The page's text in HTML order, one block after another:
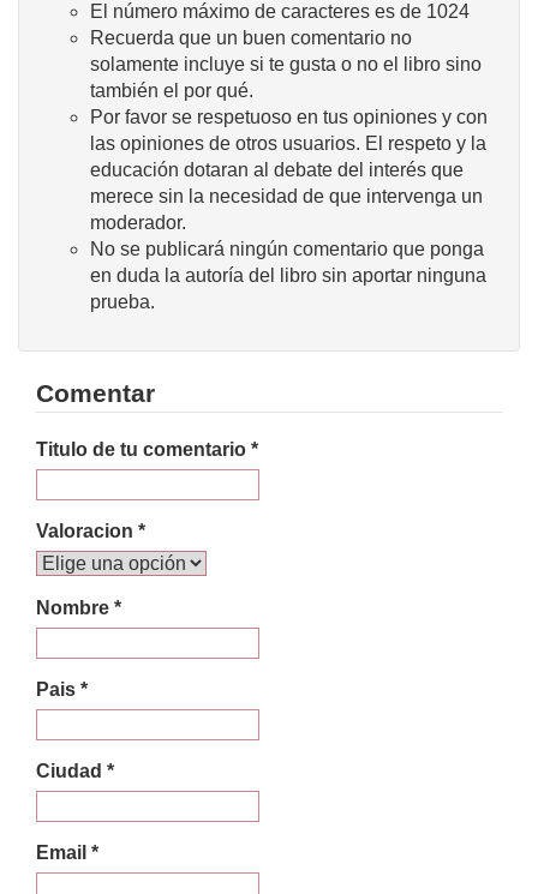
El número máximo de caracteres es de 1024
Recuerda que un buen comentario no
solamente incluye si te gusta o no el libro sino
también el por qué.
Por favor se respetuoso en tus opiniones y con
las opiniones de otros usuarios. El respeto y la
educación dotaran al debate del interés que
merece sin la necesidad de que intervenga un
moderador.
No se publicará ningún comentario que ponga
en duda la autoría del libro sin aportar ninguna
prueba.
Comentar
Titulo de tu comentario *
Valoracion *
Nombre *
Pais *
Ciudad *
Email *